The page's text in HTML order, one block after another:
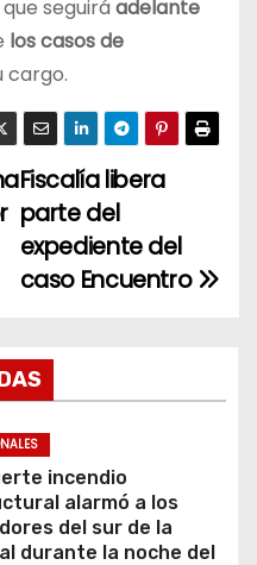
que seguirá adelante
los casos de
cargo.
Fiscalía libera
parte del
expediente del
caso Encuentro
incendio
alarmó a los
del sur de la
durante la noche del